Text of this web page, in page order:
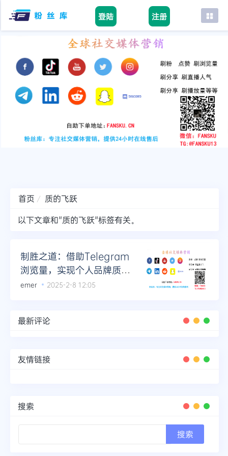
登陆 注册
首页
tiktok
youtube
instagram
首页
质的飞跃
以下文章和"质的飞跃"标签有关。
制胜之道：借助Telegram
浏览量，实现个人品牌质的
飞跃
emer 2025-2-8 12:05
最新评论
友情链接
搜索